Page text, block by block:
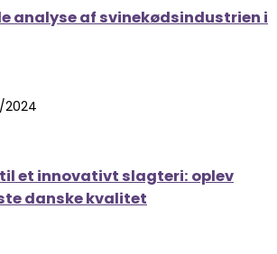
analyse af svinekødsindustrien i
2024
et innovativt slagteri: oplev
danske kvalitet